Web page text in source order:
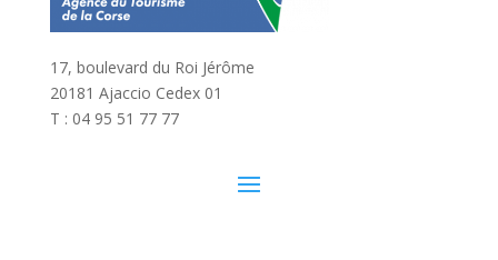
17, boulevard du Roi Jérôme
20181 Ajaccio Cedex 01
T : 04 95 51 77 77